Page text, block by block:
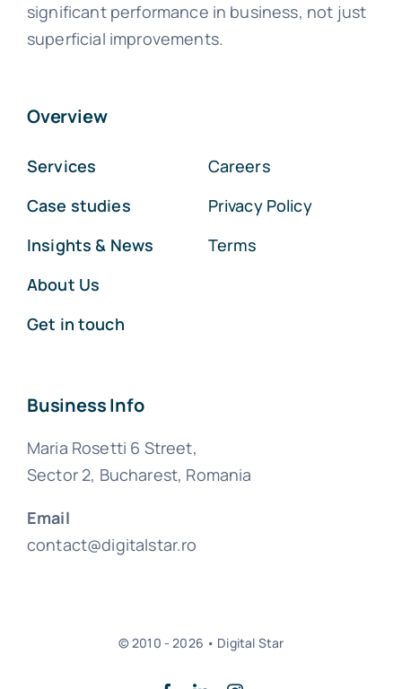
significant performance in business, not just
superficial improvements.
Overview
Services
Case studies
Insights & News
About Us
Get in touch
Careers
Privacy Policy
Terms
Business Info
Maria Rosetti 6 Street,
Sector 2, Bucharest, Romania
Email
contact@digitalstar.ro
© 2010 - 2026 • Digital Star